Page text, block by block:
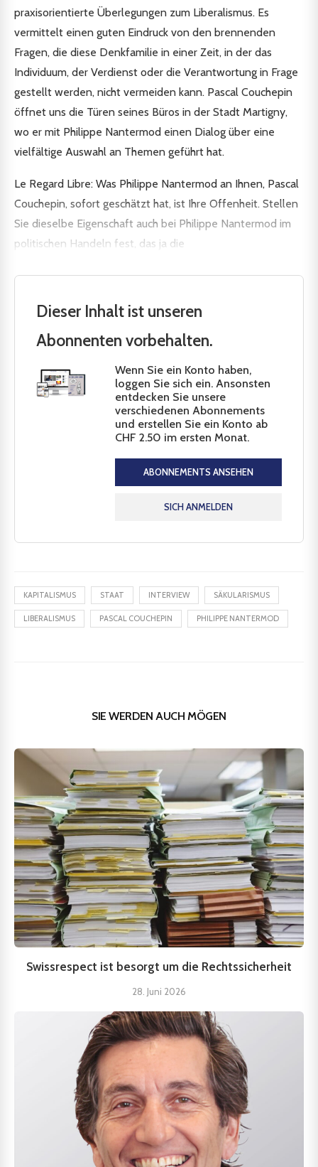
praxisorientierte Überlegungen zum Liberalismus. Es
vermittelt einen guten Eindruck von den brennenden
Fragen, die diese Denkfamilie in einer Zeit, in der das
Individuum, der Verdienst oder die Verantwortung in Frage
gestellt werden, nicht vermeiden kann. Pascal Couchepin
öffnet uns die Türen seines Büros in der Stadt Martigny,
wo er mit Philippe Nantermod einen Dialog über eine
vielfältige Auswahl an Themen geführt hat.
Le Regard Libre: Was Philippe Nantermod an Ihnen, Pascal
Couchepin, sofort geschätzt hat, ist Ihre Offenheit. Stellen
Sie dieselbe Eigenschaft auch bei Philippe Nantermod im
politischen Handeln fest, das ja die
Dieser Inhalt ist unseren
Abonnenten vorbehalten.
Wenn Sie ein Konto haben,
loggen Sie sich ein. Ansonsten
entdecken Sie unsere
verschiedenen Abonnements
und erstellen Sie ein Konto ab
CHF 2.50 im ersten Monat.
ABONNEMENTS ANSEHEN
SICH ANMELDEN
KAPITALISMUS STAAT INTERVIEW SÄKULARISMUS
LIBERALISMUS PASCAL COUCHEPIN PHILIPPE NANTERMOD
SIE WERDEN AUCH MÖGEN
Swissrespect ist besorgt um die Rechtssicherheit
28. Juni 2026